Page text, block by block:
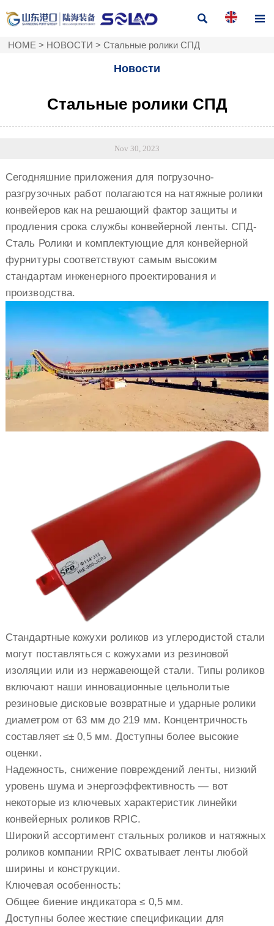
 
HOME > НОВОСТИ >Стальные ролики СПД
Новости
Стальные ролики СПД
Nov 30, 2023
Сегодняшние приложения для погрузочно-
разгрузочных работ полагаются на натяжные ролики
конвейеров как на решающий фактор защиты и
продления срока службы конвейерной ленты. СПД-
Сталь Ролики и комплектующие для конвейерной
фурнитуры соответствуют самым высоким
стандартам инженерного проектирования и
производства.
Стандартные кожухи роликов из углеродистой стали
могут поставляться с кожухами из резиновой
изоляции или из нержавеющей стали. Типы роликов
включают наши инновационные цельнолитые
резиновые дисковые возвратные и ударные ролики
диаметром от 63 мм до 219 мм. Концентричность
составляет ≤± 0,5 мм. Доступны более высокие
оценки.
Надежность, снижение повреждений ленты, низкий
уровень шума и энергоэффективность — вот
некоторые из ключевых характеристик линейки
конвейерных роликов RPIC.
Широкий ассортимент стальных роликов и натяжных
роликов компании RPIC охватывает ленты любой
ширины и конструкции.
Ключевая особенность:
Общее биение индикатора ≤ 0,5 мм.
Доступны более жесткие спецификации для